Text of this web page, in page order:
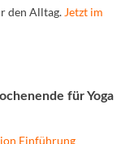
den Alltag. Jetzt im
für Yoga
Einführung